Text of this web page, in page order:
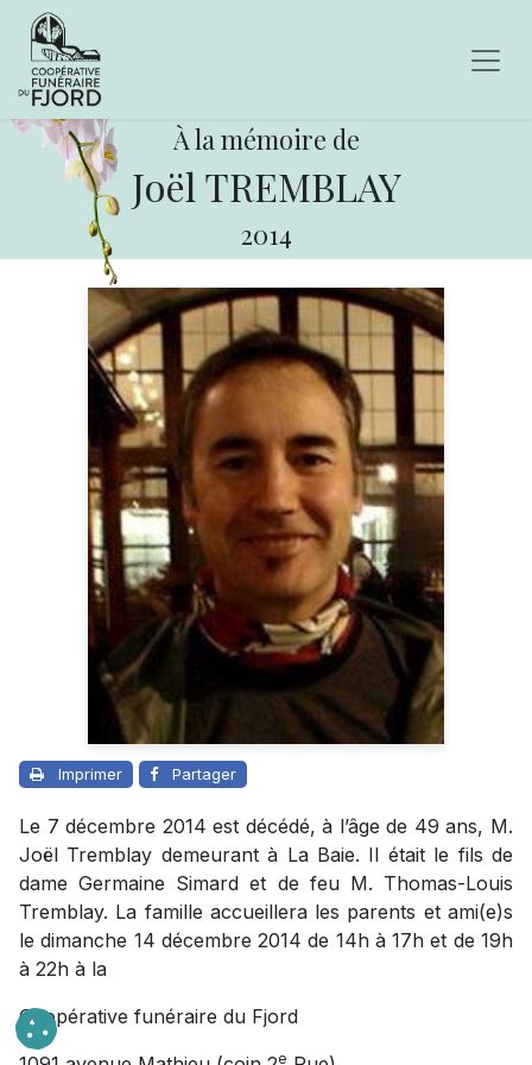
À la mémoire de
Joël TREMBLAY
2014
Imprimer Partager
Le 7 décembre 2014 est décédé, à l’âge de 49 ans, M.
Joël Tremblay demeurant à La Baie. Il était le fils de
dame Germaine Simard et de feu M. Thomas-Louis
Tremblay. La famille accueillera les parents et ami(e)s
le dimanche 14 décembre 2014 de 14h à 17h et de 19h
à 22h à la
Coopérative funéraire du Fjord
e